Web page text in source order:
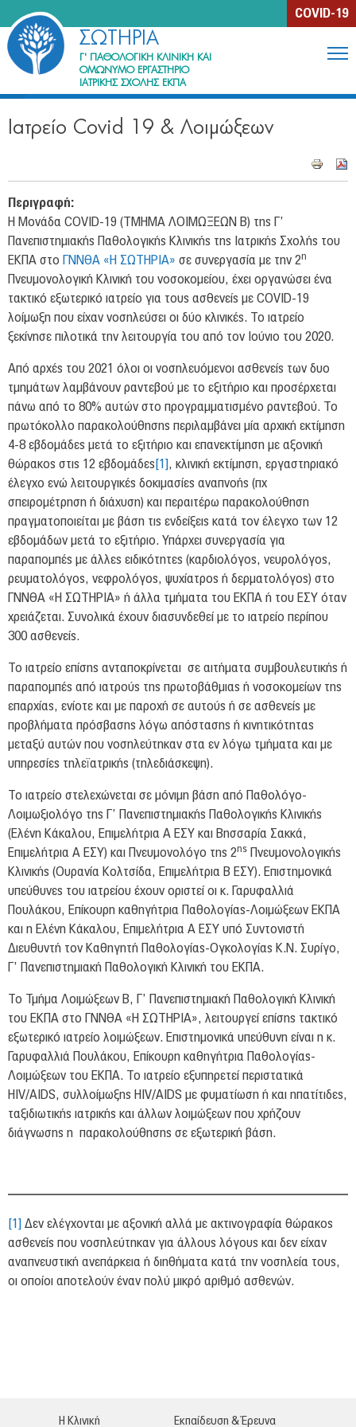
COVID-19
ΣΩΤΗΡΙΑ
Γ' ΠΑΘΟΛΟΓΙΚΗ ΚΛΙΝΙΚΗ ΚΑΙ
ΟΜΩΝΥΜΟ ΕΡΓΑΣΤΗΡΙΟ
ΙΑΤΡΙΚΗΣ ΣΧΟΛΗΣ ΕΚΠΑ
Η Κλινική
Περιγραφή
Ανθρώπινο Δυναμικό
Εκπαίδευση & Έρευνα
Συγγράμματα μελών της Κλινικής
Ενημέρωση ασθενών
Νέα & Εκδηλώσεις
ΟΚΙΒΕΕ
Είπαν για εμάς
Επικοινωνία
Πρόσβαση
Ιατρείο Covid 19 & Λοιμώξεων
Περιγραφή:
Η Μονάδα COVID-19 (ΤΜΗΜΑ ΛΟΙΜΩΞΕΩΝ Β) της Γ’
Πανεπιστημιακής Παθολογικής Κλινικής της Ιατρικής Σχολής του
ΕΚΠΑ στο ΓΝΝΘΑ «Η ΣΩΤΗΡΙΑ» σε συνεργασία με την 2η
Πνευμονολογική Κλινική του νοσοκομείου, έχει οργανώσει ένα
τακτικό εξωτερικό ιατρείο για τους ασθενείς με COVID-19
λοίμωξη που είχαν νοσηλεύσει οι δύο κλινικές. Το ιατρείο
ξεκίνησε πιλοτικά την λειτουργία του από τον Ιούνιο του 2020.
Από αρχές του 2021 όλοι οι νοσηλευόμενοι ασθενείς των δυο
τμημάτων λαμβάνουν ραντεβού με το εξιτήριο και προσέρχεται
πάνω από το 80% αυτών στο προγραμματισμένο ραντεβού. Το
πρωτόκολλο παρακολούθησης περιλαμβάνει μία αρχική εκτίμηση
4-8 εβδομάδες μετά το εξιτήριο και επανεκτίμηση με αξονική
θώρακος στις 12 εβδομάδες [1] , κλινική εκτίμηση, εργαστηριακό
έλεγχο ενώ λειτουργικές δοκιμασίες αναπνοής (πχ
σπειρομέτρηση ή διάχυση) και περαιτέρω παρακολούθηση
πραγματοποιείται με βάση τις ενδείξεις κατά τον έλεγχο των 12
εβδομάδων μετά το εξιτήριο. Υπάρχει συνεργασία για
παραπομπές με άλλες ειδικότητες (καρδιολόγος, νευρολόγος,
ρευματολόγος, νεφρολόγος, ψυχίατρος ή δερματολόγος) στο
ΓΝΝΘΑ «Η ΣΩΤΗΡΙΑ» ή άλλα τμήματα του ΕΚΠΑ ή του ΕΣΥ όταν
χρειάζεται. Συνολικά έχουν διασυνδεθεί με το ιατρείο περίπου
300 ασθενείς.
Το ιατρείο επίσης ανταποκρίνεται σε αιτήματα συμβουλευτικής ή
παραπομπές από ιατρούς της πρωτοβάθμιας ή νοσοκομείων της
επαρχίας, ενίοτε και με παροχή σε αυτούς ή σε ασθενείς με
προβλήματα πρόσβασης λόγω απόστασης ή κινητικότητας
μεταξύ αυτών που νοσηλεύτηκαν στα εν λόγω τμήματα και με
υπηρεσίες τηλεϊατρικής (τηλεδιάσκεψη).
Το ιατρείο στελεχώνεται σε μόνιμη βάση από Παθολόγο-
Λοιμωξιολόγο της Γ’ Πανεπιστημιακής Παθολογικής Κλινικής
(Ελένη Κάκαλου, Επιμελήτρια Α ΕΣΥ και Βησσαρία Σακκά,
Επιμελήτρια Α ΕΣΥ) και Πνευμονολόγο της 2ης Πνευμονολογικής
Κλινικής (Ουρανία Κολτσίδα, Επιμελήτρια Β ΕΣΥ). Επιστημονικά
υπεύθυνες του ιατρείου έχουν οριστεί οι κ. Γαρυφαλλιά
Πουλάκου, Επίκουρη καθηγήτρια Παθολογίας-Λοιμώξεων ΕΚΠΑ
και η Ελένη Κάκαλου, Επιμελήτρια Α ΕΣΥ υπό Συντονιστή
Διευθυντή τον Καθηγητή Παθολογίας-Ογκολογίας Κ.Ν. Συρίγο,
Γ’ Πανεπιστημιακή Παθολογική Κλινική του ΕΚΠΑ.
Το Τμήμα Λοιμώξεων Β, Γ’ Πανεπιστημιακή Παθολογική Κλινική
του ΕΚΠΑ στο ΓΝΝΘΑ «Η ΣΩΤΗΡΙΑ», λειτουργεί επίσης τακτικό
εξωτερικό ιατρείο λοιμώξεων. Επιστημονικά υπεύθυνη είναι η κ.
Γαρυφαλλιά Πουλάκου, Επίκουρη καθηγήτρια Παθολογίας-
Λοιμώξεων του ΕΚΠΑ. Το ιατρείο εξυπηρετεί περιστατικά
HIV/AIDS, συλλοίμωξης HIV/AIDS με φυματίωση ή και ηπατίτιδες,
ταξιδιωτικής ιατρικής και άλλων λοιμώξεων που χρήζουν
διάγνωσης η παρακολούθησης σε εξωτερική βάση.
[1] Δεν ελέγχονται με αξονική αλλά με ακτινογραφία θώρακος
ασθενείς που νοσηλεύτηκαν για άλλους λόγους και δεν είχαν
αναπνευστική ανεπάρκεια ή διηθήματα κατά την νοσηλεία τους,
οι οποίοι αποτελούν έναν πολύ μικρό αριθμό ασθενών.
Η Κλινική Εκπαίδευση & Έρευνα